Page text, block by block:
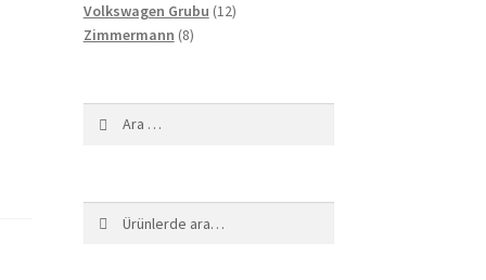
Volkswagen Grubu 1212
Zimmermann 88